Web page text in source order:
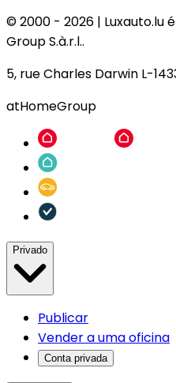
© 2000 - 2026 | Luxauto.lu
Group S.à.r.l..
5, rue Charles Darwin L-
atHomeGroup
Privado
Publicar
Vender a uma oficina
Conta privada